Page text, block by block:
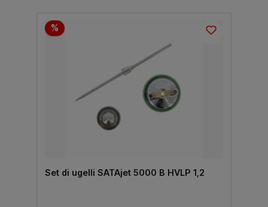
%
Set di ugelli SATAjet 5000 B HVLP 1,2